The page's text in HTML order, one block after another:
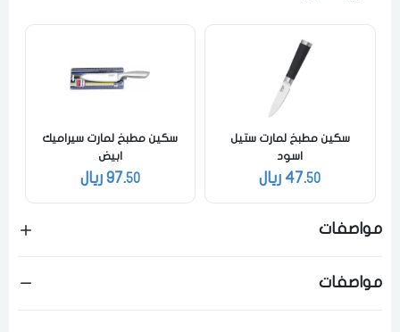
سكين مطبخ لمارت ستيل
اسود
47.50 ريال
سكين مطبخ لمارت سيراميك
ابيض
97.50 ريال
مواصفات
مواصفات
مؤخرا